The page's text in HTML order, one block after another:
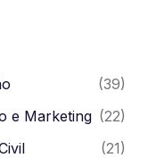
(39)
e Marketing (22)
(21)